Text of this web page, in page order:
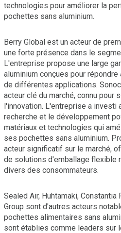
technologies pour améliorer la
pochettes sans aluminium.
Berry Global est un acteur de
une forte présence dans le
L'entreprise propose une large
aluminium conçues pour
de différentes applications.
acteur clé du marché, connu pour
l'innovation. L'entreprise a investi
recherche et le développement
matériaux et technologies qui
ses pochettes sans aluminium.
acteur significatif sur le marché,
de solutions d'emballage flexible
divers des consommateurs.
Sealed Air, Huhtamaki,
Group sont d'autres acteurs
pochettes alimentaires sans
sont établies comme leaders sur